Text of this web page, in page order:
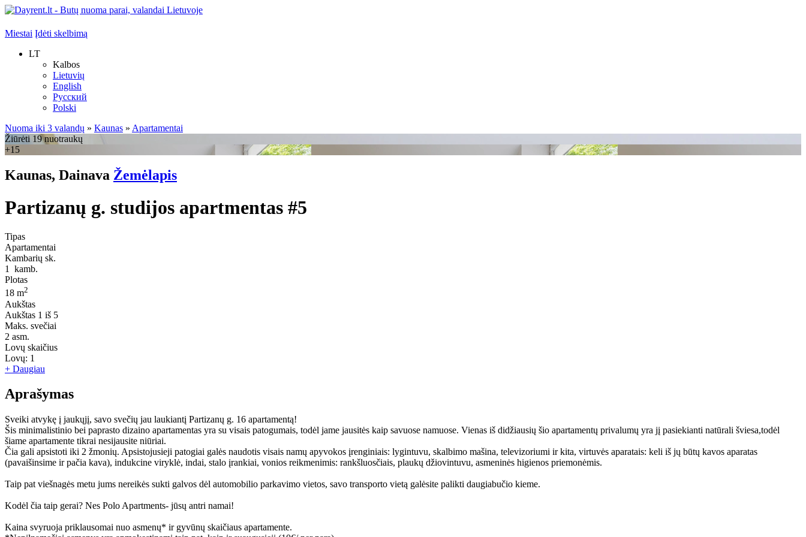
Miestai Įdėti skelbimą
LT
Kalbos
Lietuvių
English
Русский
Polski
Nuoma iki 3 valandų » Kaunas » Apartamentai
Žiūrėti 19 nuotraukų
+15
Kaunas, Dainava Žemėlapis
Partizanų g. studijos apartmentas #5
Tipas
Apartamentai
Kambarių sk.
1
kamb.
Plotas
18 m2
Aukštas
Aukštas 1 iš 5
Maks. svečiai
2 asm.
Lovų skaičius
Lovų: 1
+ Daugiau
Aprašymas
Sveiki atvykę į jaukųjį, savo svečių jau laukiantį Partizanų g. 16 apartamentą!
Šis minimalistinio bei paprasto dizaino apartamentas yra su visais patogumais, todėl jame jausitės kaip savuose namuose. Vienas iš didžiausių šio apartamentų privalumų yra jį pasiekianti natūrali šviesa,todėl
šiame apartamente tikrai nesijausite niūriai.
Čia gali apsistoti iki 2 žmonių. Apsistojusieji patogiai galės naudotis visais namų apyvokos įrenginiais: lygintuvu, skalbimo mašina, televizoriumi ir kita, virtuvės aparatais: keli iš jų būtų kavos aparatas
(pavaišinsime ir pačia kava), indukcine viryklė, indai, stalo įrankiai, vonios reikmenimis: rankšluosčiais, plaukų džiovintuvu, asmeninės higienos priemonėmis.
Taip pat viešnagės metu jums nereikės sukti galvos dėl automobilio parkavimo vietos, savo transporto vietą galėsite palikti daugiabučio kieme.
Kodėl čia taip gerai? Nes Polo Apartments- jūsų antri namai!
Kaina svyruoja priklausomai nuo asmenų* ir gyvūnų skaičiaus apartamente.